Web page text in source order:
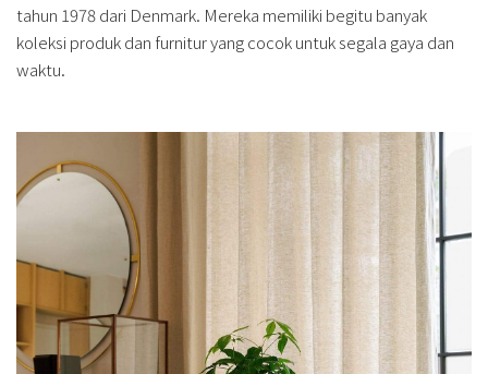
tahun 1978 dari Denmark. Mereka memiliki begitu banyak
koleksi produk dan furnitur yang cocok untuk segala gaya dan
waktu.